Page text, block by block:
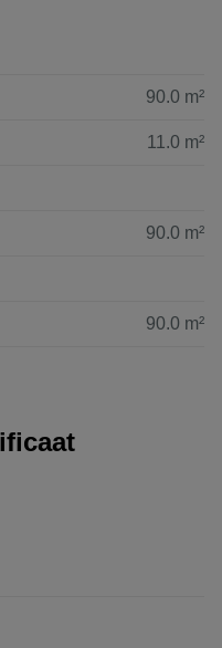
90.0 m²
11.0 m²
90.0 m²
90.0 m²